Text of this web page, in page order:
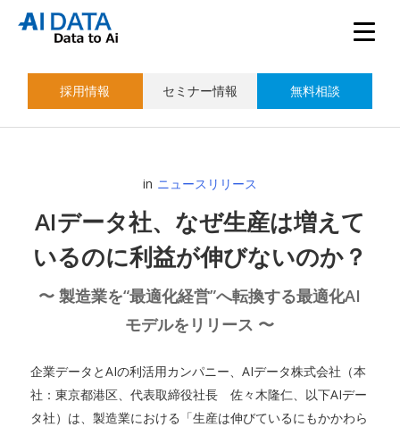
採用情報 セミナー情報 無料相談
in ニュースリリース
AIデータ社、なぜ生産は増えて
いるのに利益が伸びないのか？
〜 製造業を“最適化経営”へ転換する最適化AI
モデルをリリース 〜
企業データとAIの利活用カンパニー、AIデータ株式会社（本
社：東京都港区、代表取締役社長 佐々木隆仁、以下AIデー
タ社）は、製造業における「生産は伸びているにもかかわら